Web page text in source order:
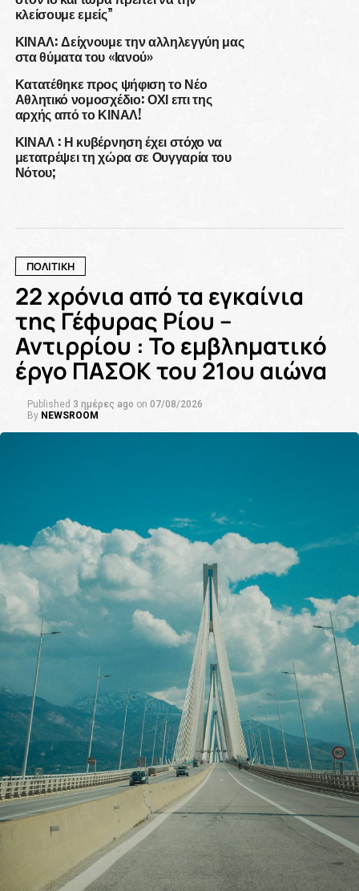
κλείσουμε εμείς”
ΚΙΝΑΛ: Δείχνουμε την αλληλεγγύη μας
στα θύματα του «Ιανού»
Κατατέθηκε προς ψήφιση το Νέο
Αθλητικό νομοσχέδιο: ΟΧΙ επι της
αρχής από το ΚΙΝΑΛ!
ΚΙΝΑΛ : Η κυβέρνηση έχει στόχο να
μετατρέψει τη χώρα σε Ουγγαρία του
Νότου;
ΠΟΛΙΤΙΚΗ
22 χρόνια από τα εγκαίνια
της Γέφυρας Ρίου –
Αντιρρίου : Το εμβληματικό
έργο ΠΑΣΟΚ του 21ου αιώνα
Published 3 ημέρες ago on 07/08/2026
By NEWSROOM